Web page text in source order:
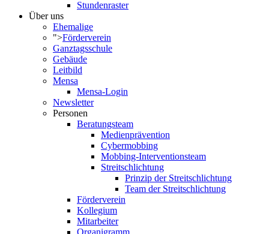
Stundenraster
Über uns
Ehemalige
">Förderverein
Ganztagsschule
Gebäude
Leitbild
Mensa
Mensa-Login
Newsletter
Personen
Beratungsteam
Medienprävention
Cybermobbing
Mobbing-Interventionsteam
Streitschlichtung
Prinzip der Streitschlichtung
Team der Streitschlichtung
Förderverein
Kollegium
Mitarbeiter
Organigramm